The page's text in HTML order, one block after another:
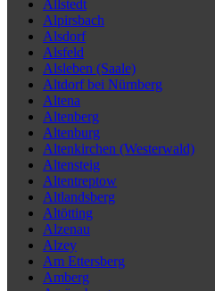
Allstedt
Alpirsbach
Alsdorf
Alsfeld
Alsleben (Saale)
Altdorf bei Nürnberg
Altena
Altenberg
Altenburg
Altenkirchen (Westerwald)
Altensteig
Altentreptow
Altlandsberg
Altötting
Alzenau
Alzey
Am Ettersberg
Amberg